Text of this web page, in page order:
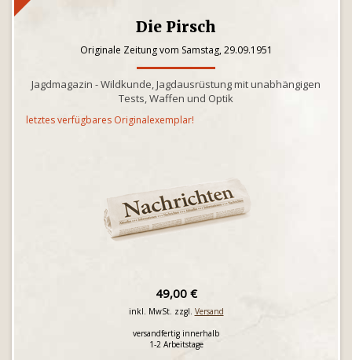
Die Pirsch
Originale Zeitung vom Samstag, 29.09.1951
Jagdmagazin - Wildkunde, Jagdausrüstung mit unabhängigen
Tests, Waffen und Optik
letztes verfügbares Originalexemplar!
49,00 €
inkl. MwSt. zzgl. Versand
versandfertig innerhalb
1-2 Arbeitstage